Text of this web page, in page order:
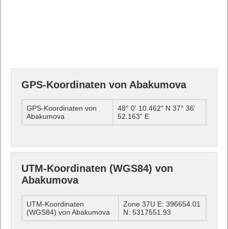
GPS-Koordinaten von Abakumova
GPS-Koordinaten von
Abakumova
48° 0' 10.462" N 37° 36'
52.163" E
UTM-Koordinaten (WGS84) von
Abakumova
UTM-Koordinaten
(WGS84) von Abakumova
Zone 37U E: 396654.01
N: 5317551.93